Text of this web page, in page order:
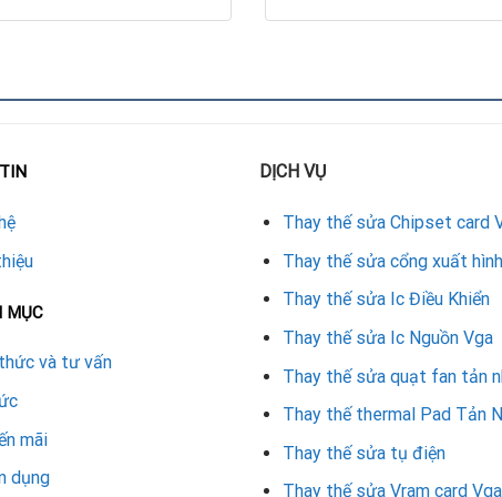
lượng cao, tương thích hoàn toàn.
sách bảo hành rõ ràng và uy tín.
Vga
và tương thích.
việc người dùng.
chữa.
56
lợi ích thiết thực:
MỤC
và tư vấn
mãi
dụng
DỊCH VỤ
Thay thế sửa Chipset card
Thay thế sửa cổng xuất hình
Thay thế sửa Ic Điều Khiển
Thay thế sửa Ic Nguồn Vga
Thay thế sửa quạt fan tản
Thay thế thermal Pad Tản
Thay thế sửa tụ điện
Thay thế sửa Vram card Vga